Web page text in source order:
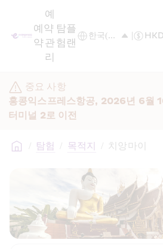
예
약
예
약
관
리
탐
험
플
랜
중요 사항
홍콩익스프레스항공, 2026년 6월
터미널 2로 이전
/ 탐험 / 목적지 / 치앙마이